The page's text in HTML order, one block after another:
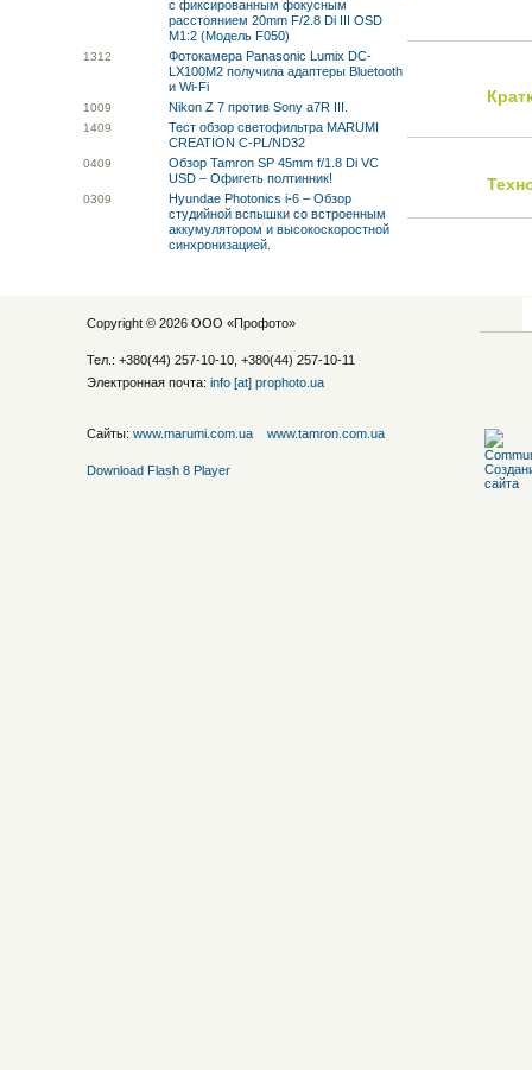
с фиксированным фокусным
расстоянием 20mm F/2.8 Di III OSD
M1:2 (Модель F050)
1312
Фотокамера Panasonic Lumix DC-
LX100M2 получила адаптеры Bluetooth
и Wi-Fi
1009 Nikon Z 7 против Sony a7R III.
1409
Тест обзор светофильтра MARUMI
CREATION C-PL/ND32
0409
Обзор Tamron SP 45mm f/1.8 Di VC
USD – Офигеть полтинник!
0309
Hyundae Photonics i-6 – Обзор
студийной вспышки со встроенным
аккумулятором и высокоскоростной
синхронизацией.
Copyright © 2026 ООО «Профото»
Тел.: +380(44) 257-10-10, +380(44) 257-10-11
Электронная почта: info [at] prophoto.ua
Сайты: www.marumi.com.ua www.tamron.com.ua
Download Flash 8 Player